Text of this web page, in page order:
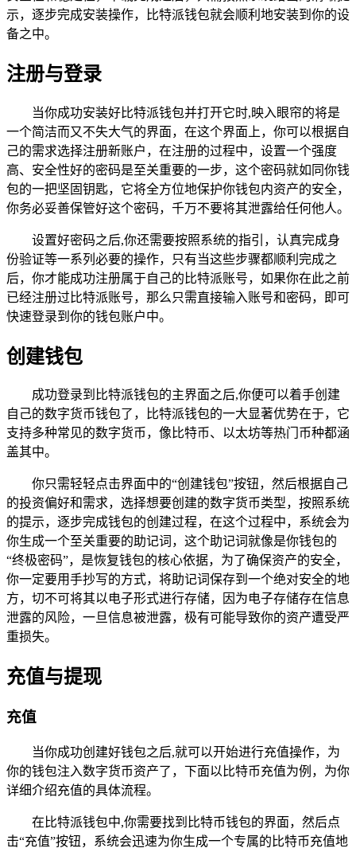
示，逐步完成安装操作，比特派钱包就会顺利地安装到你的设
备之中。
注册与登录
当你成功安装好比特派钱包并打开它时,映入眼帘的将是
一个简洁而又不失大气的界面，在这个界面上，你可以根据自
己的需求选择注册新账户，在注册的过程中，设置一个强度
高、安全性好的密码是至关重要的一步，这个密码就如同你钱
包的一把坚固钥匙，它将全方位地保护你钱包内资产的安全，
你务必妥善保管好这个密码，千万不要将其泄露给任何他人。
设置好密码之后,你还需要按照系统的指引，认真完成身
份验证等一系列必要的操作，只有当这些步骤都顺利完成之
后，你才能成功注册属于自己的比特派账号，如果你在此之前
已经注册过比特派账号，那么只需直接输入账号和密码，即可
快速登录到你的钱包账户中。
创建钱包
成功登录到比特派钱包的主界面之后,你便可以着手创建
自己的数字货币钱包了，比特派钱包的一大显著优势在于，它
支持多种常见的数字货币，像比特币、以太坊等热门币种都涵
盖其中。
你只需轻轻点击界面中的“创建钱包”按钮，然后根据自己
的投资偏好和需求，选择想要创建的数字货币类型，按照系统
的提示，逐步完成钱包的创建过程，在这个过程中，系统会为
你生成一个至关重要的助记词，这个助记词就像是你钱包的
“终极密码”，是恢复钱包的核心依据，为了确保资产的安全，
你一定要用手抄写的方式，将助记词保存到一个绝对安全的地
方，切不可将其以电子形式进行存储，因为电子存储存在信息
泄露的风险，一旦信息被泄露，极有可能导致你的资产遭受严
重损失。
充值与提现
充值
当你成功创建好钱包之后,就可以开始进行充值操作，为
你的钱包注入数字货币资产了，下面以比特币充值为例，为你
详细介绍充值的具体流程。
在比特派钱包中,你需要找到比特币钱包的界面，然后点
击“充值”按钮，系统会迅速为你生成一个专属的比特币充值地